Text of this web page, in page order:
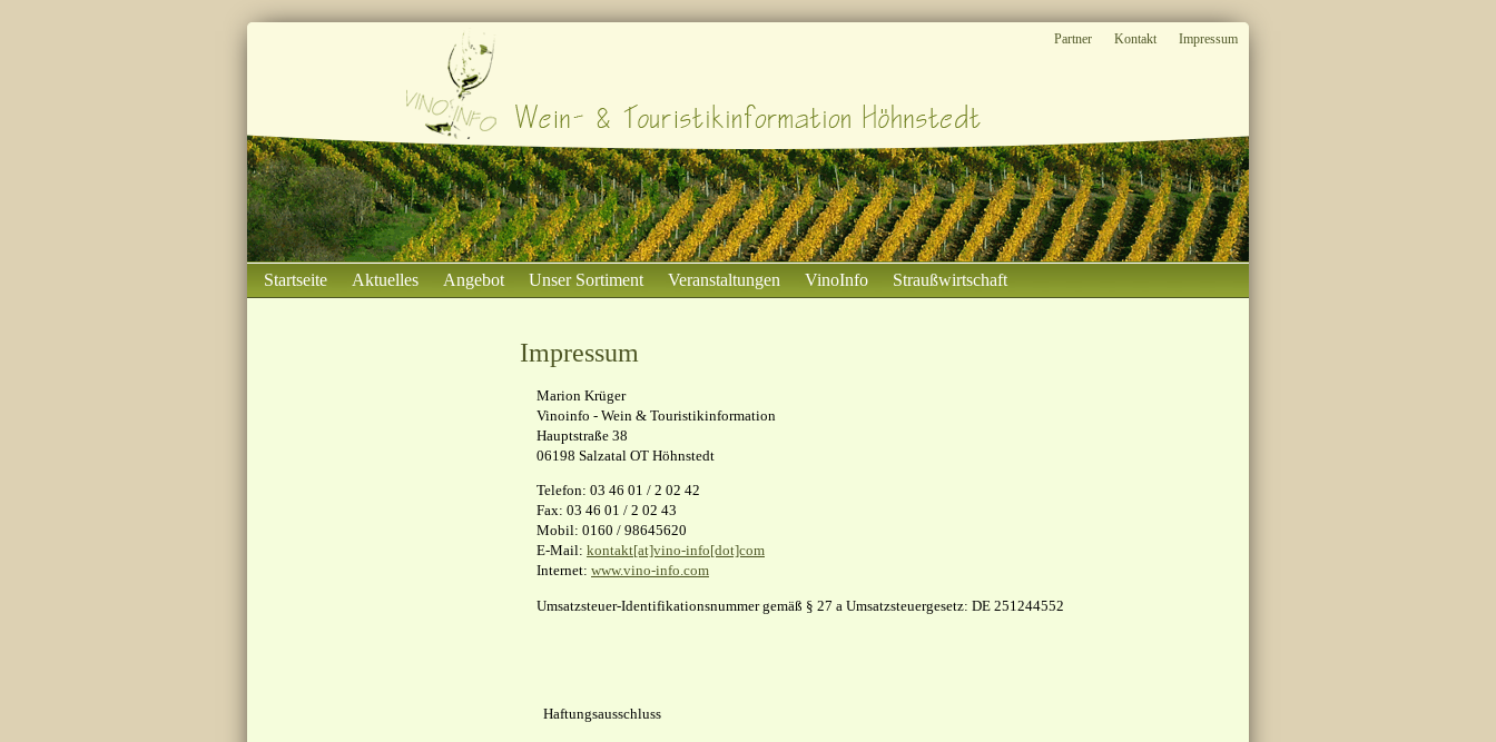
Impressum
Kontakt
Partner
Startseite Aktuelles Angebot Unser Sortiment Veranstaltungen VinoInfo Straußwirtschaft
Impressum
Marion Krüger
Vinoinfo - Wein & Touristikinformation
Hauptstraße 38
06198 Salzatal OT Höhnstedt
Telefon: 03 46 01 / 2 02 42
Fax: 03 46 01 / 2 02 43
Mobil: 0160 / 98645620
E-Mail: kontakt[at]vino-info[dot]com
Internet: www.vino-info.com
Umsatzsteuer-Identifikationsnummer gemäß § 27 a Umsatzsteuergesetz: DE 251244552
Haftungsausschluss